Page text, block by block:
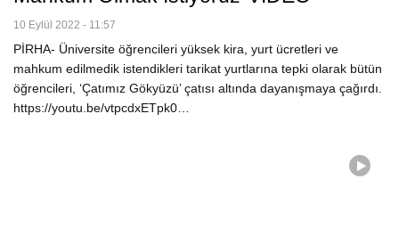
10 Eylül 2022 - 11:57
PİRHA- Üniversite öğrencileri yüksek kira, yurt ücretleri ve
mahkum edilmedik istendikleri tarikat yurtlarına tepki olarak bütün
öğrencileri, ‘Çatımız Gökyüzü’ çatısı altında dayanışmaya çağırdı.
https://youtu.be/vtpcdxETpk0…